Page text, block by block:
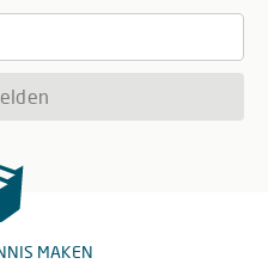
MAKEN